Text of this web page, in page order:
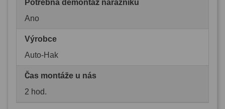
Potřebná demontáž nárazníku
Ano
Výrobce
Auto-Hak
Čas montáže u nás
2 hod.